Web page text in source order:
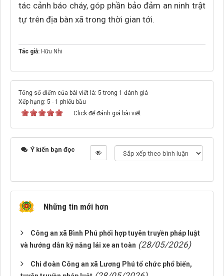
tác cảnh báo cháy, góp phần bảo đảm an ninh trật
tự trên địa bàn xã trong thời gian tới.
Tác giả: Hữu Nhi
Tổng số điểm của bài viết là: 5 trong 1 đánh giá
Xếp hạng: 5 - 1 phiếu bầu
Click để đánh giá bài viết
Ý kiến bạn đọc
Những tin mới hơn
Công an xã Bình Phú phối hợp tuyên truyền pháp luật
và hướng dẫn kỹ năng lái xe an toàn (28/05/2026)
Chi đoàn Công an xã Lương Phú tổ chức phổ biến,